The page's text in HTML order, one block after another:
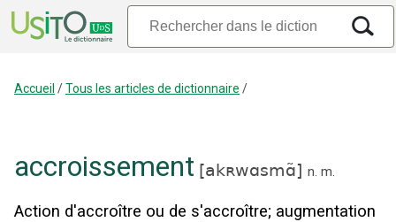
Accueil /Tous les articles de dictionnaire /
accroissement [akʀwɑsmɑ̃] n. m.
Action d'accroître ou de s'accroître; augmentation